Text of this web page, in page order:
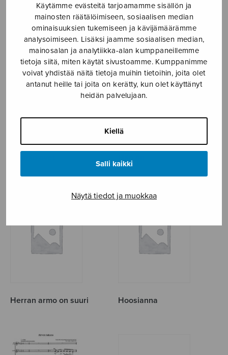
Käytämme evästeitä tarjoamamme sisällön ja
mainosten räätälöimiseen, sosiaalisen median
ominaisuuksien tukemiseen ja kävijämäärämme
analysoimiseen. Lisäksi jaamme sosiaalisen median,
mainosalan ja analytiikka-alan kumppaneillemme
tietoja siitä, miten käytät sivustoamme. Kumppanimme
voivat yhdistää näitä tietoja muihin tietoihin, joita olet
antanut heille tai joita on kerätty, kun olet käyttänyt
heidän palvelujaan.
Kiellä
Salli kaikki
Näytä tiedot ja muokkaa
Care Charminge Sleepe Come live with me
Herran armo on suuri Hoosianna